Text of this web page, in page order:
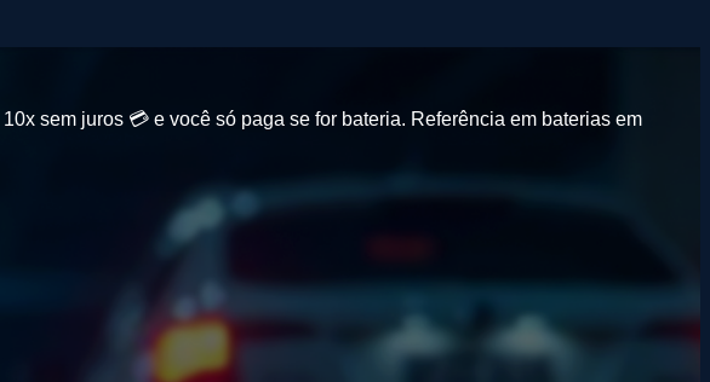
10x sem juros 💳 e você só paga se for bateria. Referência em baterias em